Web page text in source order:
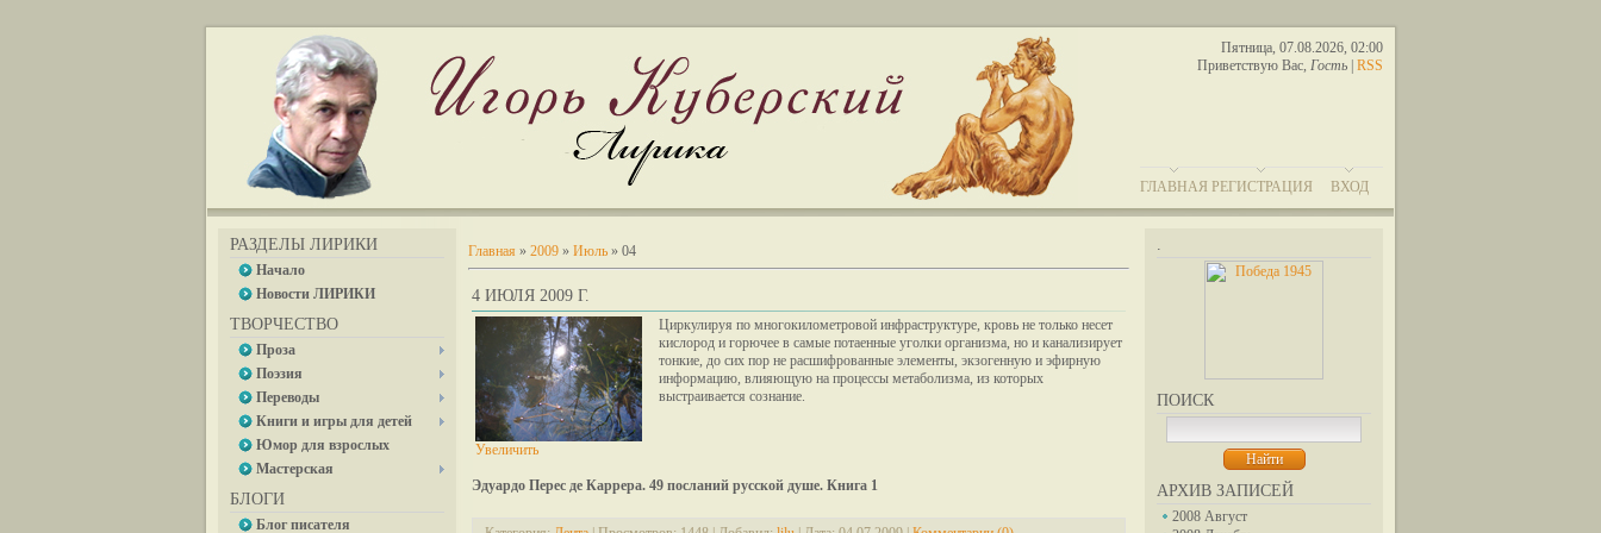
Пятница, 07.08.2026, 02:00
Приветствую Вас, Гость RSS
ГЛАВНАЯ РЕГИСТРАЦИЯ ВХОД
РАЗДЕЛЫ ЛИРИКИ
Начало
Новости ЛИРИКИ
ТВОРЧЕСТВО
Проза
Поэзия
Переводы
Книги и игры для детей
Юмор для взрослых
Мастерская
БЛОГИ
Блог писателя
.
ПОИСК
АРХИВ ЗАПИСЕЙ
2008 Август
Главная » 2009 » Июль » 04
4 ИЮЛЯ 2009 Г.
Увеличить
Циркулируя по многокилометровой инфраструктуре, кровь не только несет
кислород и горючее в самые потаенные уголки организма, но и канализирует
тонкие, до сих пор не расшифрованные элементы, экзогенную и эфирную
информацию, влияющую на процессы метаболизма, из которых
выстраивается сознание.
Эдуардо Перес де Каррера. 49 посланий русской душе. Книга 1